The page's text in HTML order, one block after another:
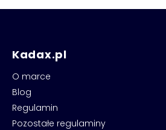
Kadax.pl
O marce
Blog
Regulamin
Pozostałe regulaminy